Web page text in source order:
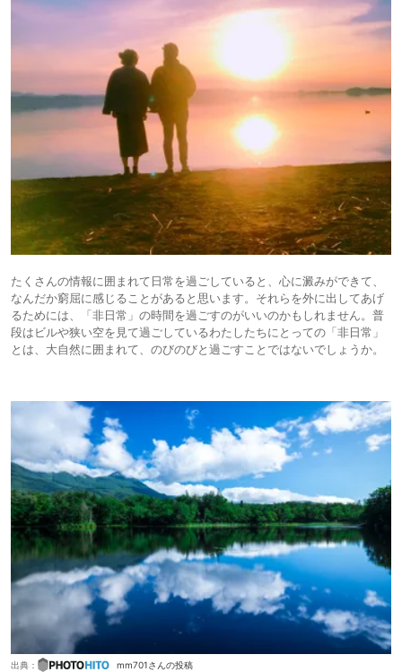
たくさんの情報に囲まれて日常を過ごしていると、心に澱みができて、
なんだか窮屈に感じることがあると思います。それらを外に出してあげ
るためには、「非日常」の時間を過ごすのがいいのかもしれません。普
段はビルや狭い空を見て過ごしているわたしたちにとっての「非日常」
とは、大自然に囲まれて、のびのびと過ごすことではないでしょうか。
出典： mm701さんの投稿